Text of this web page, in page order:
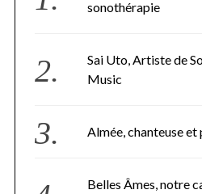
sonothérapie
Sai Uto, Artiste de
Music
Almée, chanteuse et
Belles Âmes, notre